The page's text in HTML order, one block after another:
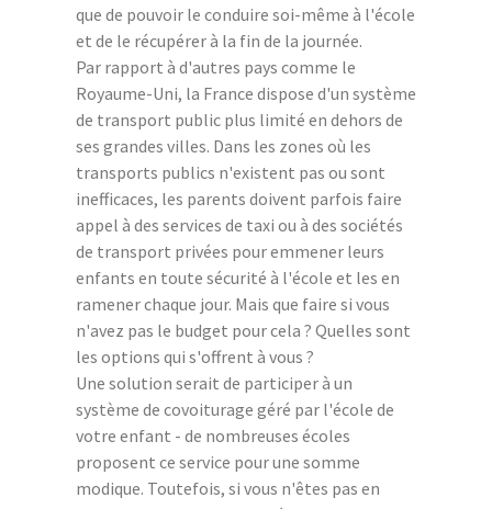
que de pouvoir le conduire soi-même à l'école
et de le récupérer à la fin de la journée.
Par rapport à d'autres pays comme le
Royaume-Uni, la France dispose d'un système
de transport public plus limité en dehors de
ses grandes villes. Dans les zones où les
transports publics n'existent pas ou sont
inefficaces, les parents doivent parfois faire
appel à des services de taxi ou à des sociétés
de transport privées pour emmener leurs
enfants en toute sécurité à l'école et les en
ramener chaque jour. Mais que faire si vous
n'avez pas le budget pour cela ? Quelles sont
les options qui s'offrent à vous ?
Une solution serait de participer à un
système de covoiturage géré par l'école de
votre enfant - de nombreuses écoles
proposent ce service pour une somme
modique. Toutefois, si vous n'êtes pas en